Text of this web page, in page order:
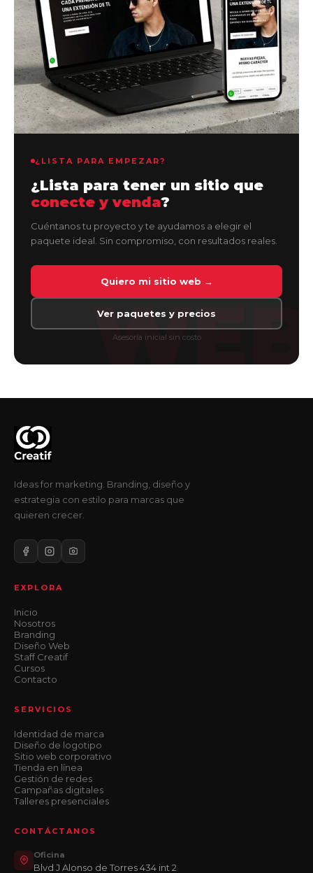
WEB
¿LISTA PARA EMPEZAR?
¿Lista para tener un sitio que
conecte y venda?
Cuéntanos tu proyecto y te ayudamos a elegir el
paquete ideal. Sin compromiso, con resultados reales.
Quiero mi sitio web →
Ver paquetes y precios
Asesoría inicial sin costo
Ideas for marketing. Branding, diseño y
estrategia con estilo para marcas que
quieren crecer.
EXPLORA
Inicio
Nosotros
Branding
Diseño Web
Staff Creatif
Cursos
Contacto
SERVICIOS
Identidad de marca
Diseño de logotipo
Sitio web corporativo
Tienda en línea
Gestión de redes
Campañas digitales
Talleres presenciales
CONTÁCTANOS
Oficina
Blvd J Alonso de Torres 434 int 2